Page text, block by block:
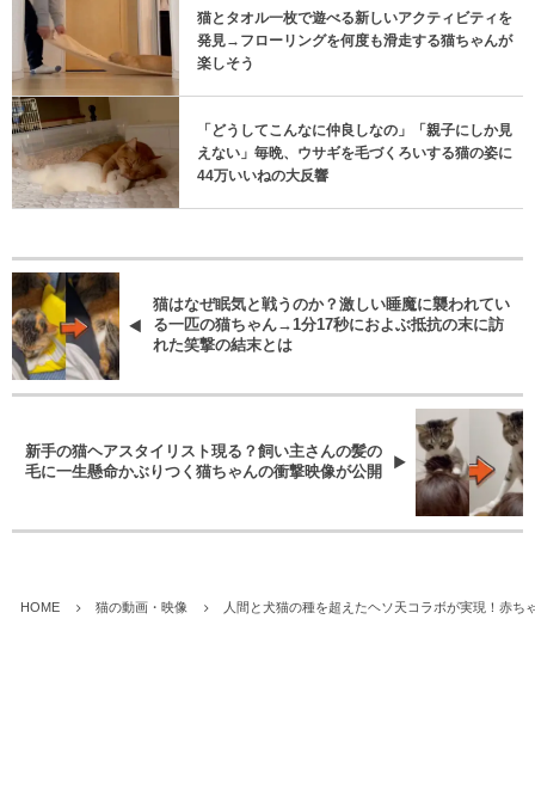
猫とタオル一枚で遊べる新しいアクティビティを
発見→フローリングを何度も滑走する猫ちゃんが
楽しそう
「どうしてこんなに仲良しなの」「親子にしか見
えない」毎晩、ウサギを毛づくろいする猫の姿に
44万いいねの大反響
猫はなぜ眠気と戦うのか？激しい睡魔に襲われてい
る一匹の猫ちゃん→1分17秒におよぶ抵抗の末に訪
れた笑撃の結末とは
新手の猫ヘアスタイリスト現る？飼い主さんの髪の
毛に一生懸命かぶりつく猫ちゃんの衝撃映像が公開
HOME 猫の動画・映像 人間と犬猫の種を超えたヘソ天コラボが実現！赤